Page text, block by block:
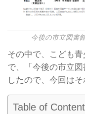
今後の市立図書
その中で、こども
で、「今後の市立
したので、今回は
Table of